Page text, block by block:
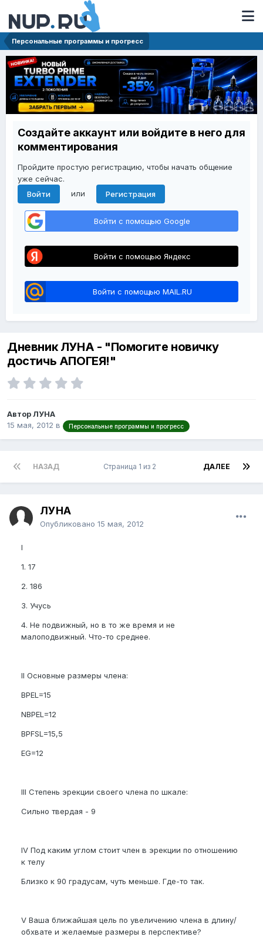
Персональные программы и прогресс
Создайте аккаунт или войдите в него для
комментирования
Пройдите простую регистрацию, чтобы начать общение
уже сейчас.
Войти
или Регистрация
Войти с помощью Google
Войти с помощью Яндекс
Войти с помощью MAIL.RU
Дневник ЛУНА - "Помогите новичку
достичь АПОГЕЯ!"
Автор ЛУНА
15 мая, 2012 в Персональные программы и прогресс
НАЗАД ДАЛЕЕ
Страница 1 из 2
ЛУНА
Опубликовано 15 мая, 2012
I
1. 17
2. 186
3. Учусь
4. Не подвижный, но в то же время и не
малоподвижный. Что-то среднее.
II Основные размеры члена:
BPEL=15
NBPEL=12
BPFSL=15,5
EG=12
III Степень эрекции своего члена по шкале:
Сильно твердая - 9
IV Под каким углом стоит член в эрекции по отношению
к телу
Близко к 90 градусам, чуть меньше. Где-то так.
V Ваша ближайшая цель по увеличению члена в длину/
обхвате и желаемые размеры в перспективе?